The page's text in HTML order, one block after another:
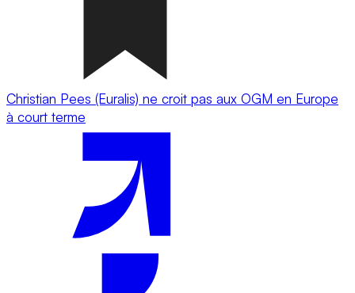
Christian Pees (Euralis) ne croit pas aux OGM en Europe
à court terme